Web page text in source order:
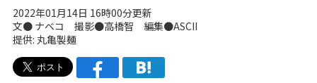
2022年01月14日 16時00分更新
文● ナベコ 撮影●高橋智 編集●ASCII
提供: 丸亀製麺